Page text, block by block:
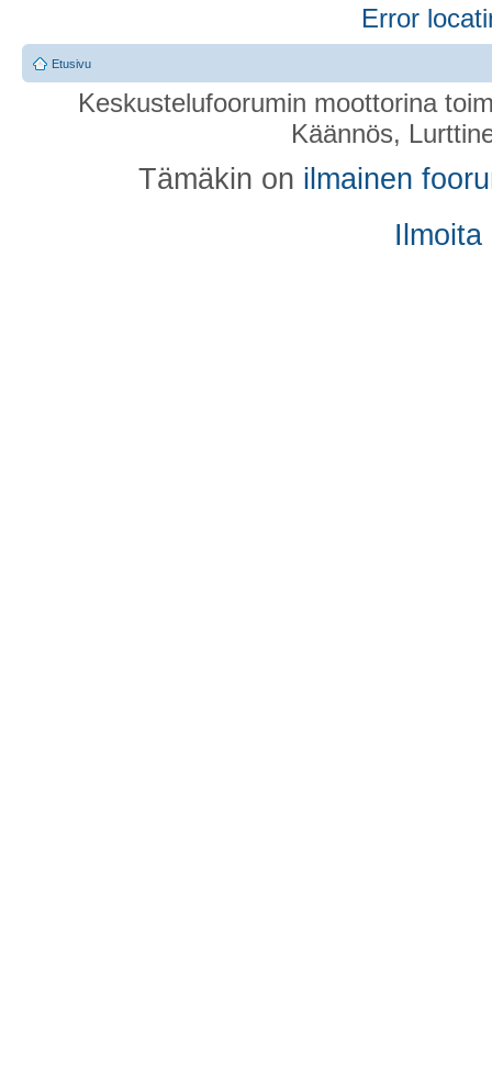
Error
Etusivu
Keskustelufoorumin moottorina
Käännös,
Tämäkin on ilmainen